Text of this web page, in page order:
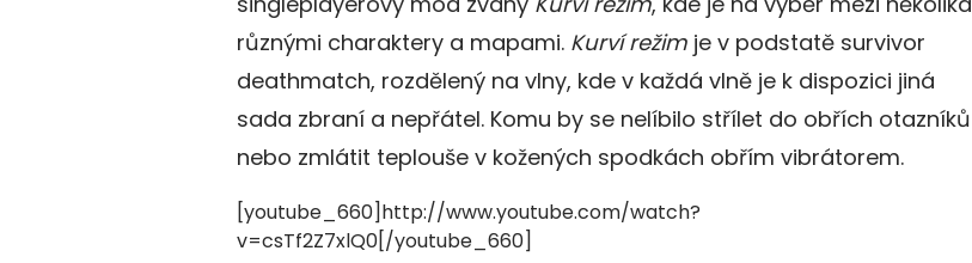
různými charaktery a mapami. Kurví režim je v podstatě survivor
deathmatch, rozdělený na vlny, kde v každá vlně je k dispozici jiná
sada zbraní a nepřátel. Komu by se nelíbilo střílet do obřích otazníků
nebo zmlátit teplouše v kožených spodkách obřím vibrátorem.
[youtube_660]http://www.youtube.com/watch?
v=csTf2Z7xlQ0[/youtube_660]